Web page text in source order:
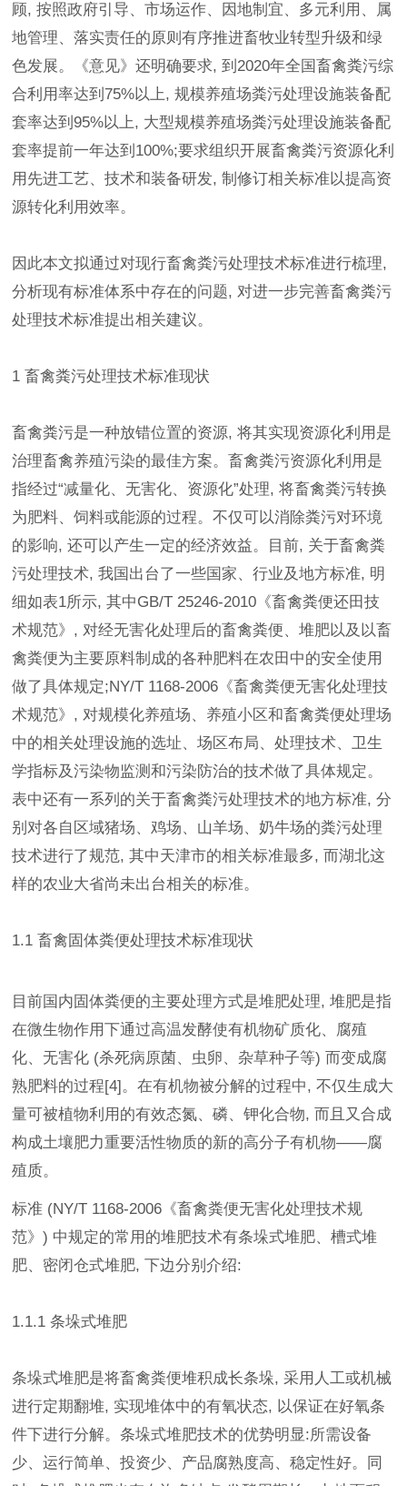
顾, 按照政府引导、市场运作、因地制宜、多元利用、属
地管理、落实责任的原则有序推进畜牧业转型升级和绿
色发展。《意见》还明确要求, 到2020年全国畜禽粪污综
合利用率达到75%以上, 规模养殖场粪污处理设施装备配
套率达到95%以上, 大型规模养殖场粪污处理设施装备配
套率提前一年达到100%;要求组织开展畜禽粪污资源化利
用先进工艺、技术和装备研发, 制修订相关标准以提高资
源转化利用效率。
因此本文拟通过对现行畜禽粪污处理技术标准进行梳理,
分析现有标准体系中存在的问题, 对进一步完善畜禽粪污
处理技术标准提出相关建议。
1 畜禽粪污处理技术标准现状
畜禽粪污是一种放错位置的资源, 将其实现资源化利用是
治理畜禽养殖污染的最佳方案。畜禽粪污资源化利用是
指经过“减量化、无害化、资源化”处理, 将畜禽粪污转换
为肥料、饲料或能源的过程。不仅可以消除粪污对环境
的影响, 还可以产生一定的经济效益。目前, 关于畜禽粪
污处理技术, 我国出台了一些国家、行业及地方标准, 明
细如表1所示, 其中GB/T 25246-2010《畜禽粪便还田技
术规范》, 对经无害化处理后的畜禽粪便、堆肥以及以畜
禽粪便为主要原料制成的各种肥料在农田中的安全使用
做了具体规定;NY/T 1168-2006《畜禽粪便无害化处理技
术规范》, 对规模化养殖场、养殖小区和畜禽粪便处理场
中的相关处理设施的选址、场区布局、处理技术、卫生
学指标及污染物监测和污染防治的技术做了具体规定。
表中还有一系列的关于畜禽粪污处理技术的地方标准, 分
别对各自区域猪场、鸡场、山羊场、奶牛场的粪污处理
技术进行了规范, 其中天津市的相关标准最多, 而湖北这
样的农业大省尚未出台相关的标准。
1.1 畜禽固体粪便处理技术标准现状
目前国内固体粪便的主要处理方式是堆肥处理, 堆肥是指
在微生物作用下通过高温发酵使有机物矿质化、腐殖
化、无害化 (杀死病原菌、虫卵、杂草种子等) 而变成腐
熟肥料的过程[4]。在有机物被分解的过程中, 不仅生成大
量可被植物利用的有效态氮、磷、钾化合物, 而且又合成
构成土壤肥力重要活性物质的新的高分子有机物——腐
殖质。
标准 (NY/T 1168-2006《畜禽粪便无害化处理技术规
范》) 中规定的常用的堆肥技术有条垛式堆肥、槽式堆
肥、密闭仓式堆肥, 下边分别介绍:
1.1.1 条垛式堆肥
条垛式堆肥是将畜禽粪便堆积成长条垛, 采用人工或机械
进行定期翻堆, 实现堆体中的有氧状态, 以保证在好氧条
件下进行分解。条垛式堆肥技术的优势明显:所需设备
少、运行简单、投资少、产品腐熟度高、稳定性好。同